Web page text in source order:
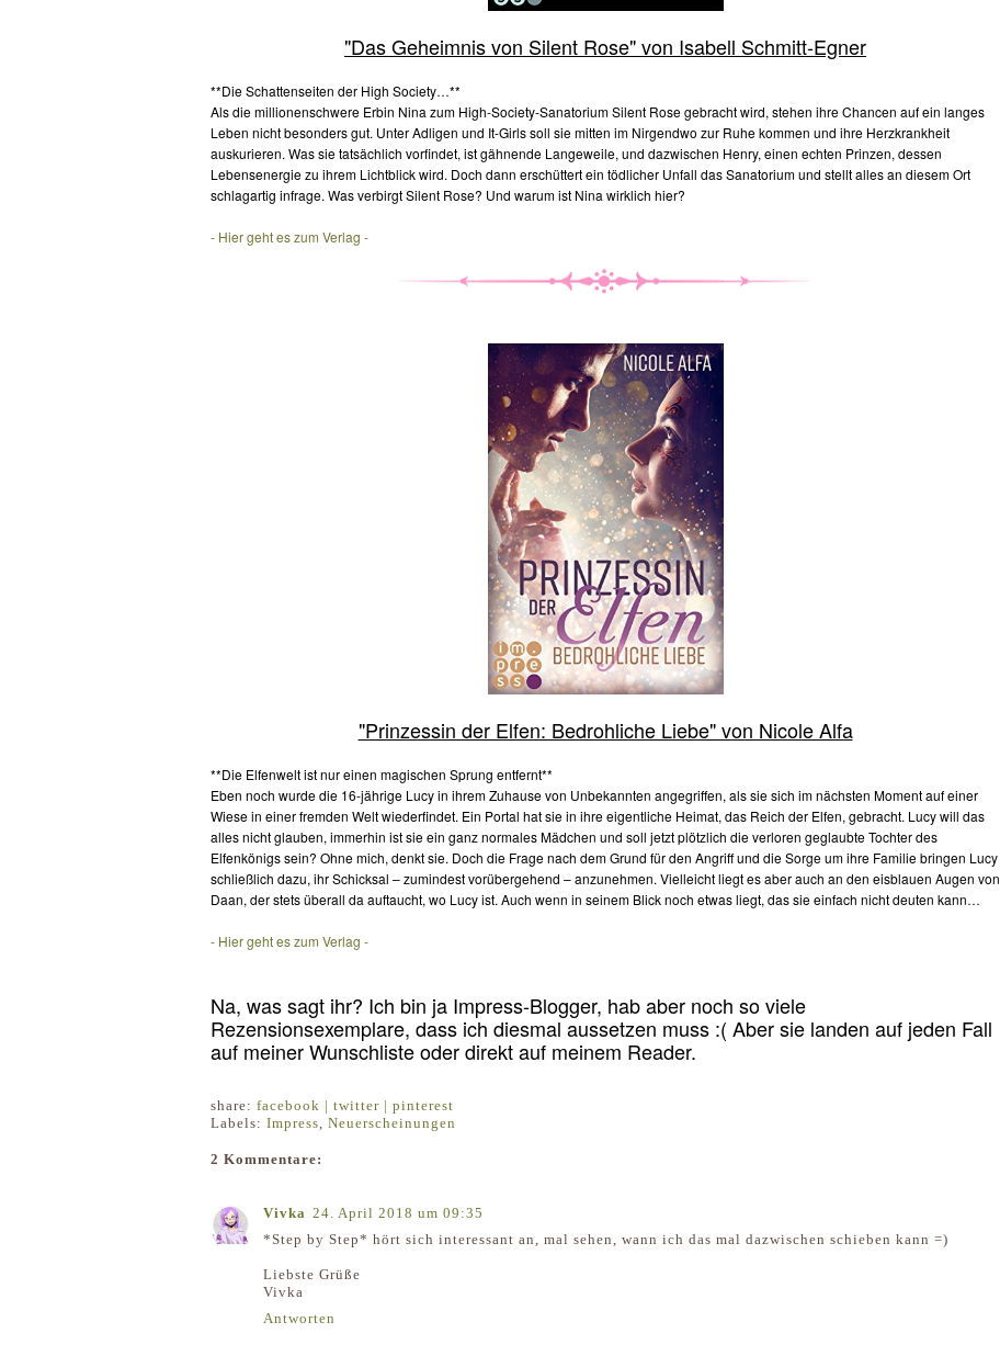
"Das Geheimnis von Silent Rose" von Isabell Schmitt-Egner
**Die Schattenseiten der High Society…**
Als die millionenschwere Erbin Nina zum High-Society-Sanatorium Silent Rose gebracht wird, stehen ihre Chancen auf ein langes
Leben nicht besonders gut. Unter Adligen und It-Girls soll sie mitten im Nirgendwo zur Ruhe kommen und ihre Herzkrankheit
auskurieren. Was sie tatsächlich vorfindet, ist gähnende Langeweile, und dazwischen Henry, einen echten Prinzen, dessen
Lebensenergie zu ihrem Lichtblick wird. Doch dann erschüttert ein tödlicher Unfall das Sanatorium und stellt alles an diesem Ort
schlagartig infrage. Was verbirgt Silent Rose? Und warum ist Nina wirklich hier?
- Hier geht es zum Verlag -
"Prinzessin der Elfen: Bedrohliche Liebe" von Nicole Alfa
**Die Elfenwelt ist nur einen magischen Sprung entfernt**
Eben noch wurde die 16-jährige Lucy in ihrem Zuhause von Unbekannten angegriffen, als sie sich im nächsten Moment auf einer
Wiese in einer fremden Welt wiederfindet. Ein Portal hat sie in ihre eigentliche Heimat, das Reich der Elfen, gebracht. Lucy will das
alles nicht glauben, immerhin ist sie ein ganz normales Mädchen und soll jetzt plötzlich die verloren geglaubte Tochter des
Elfenkönigs sein? Ohne mich, denkt sie. Doch die Frage nach dem Grund für den Angriff und die Sorge um ihre Familie bringen Lucy
schließlich dazu, ihr Schicksal – zumindest vorübergehend – anzunehmen. Vielleicht liegt es aber auch an den eisblauen Augen von
Daan, der stets überall da auftaucht, wo Lucy ist. Auch wenn in seinem Blick noch etwas liegt, das sie einfach nicht deuten kann…
- Hier geht es zum Verlag -
Na, was sagt ihr? Ich bin ja Impress-Blogger, hab aber noch so viele
Rezensionsexemplare, dass ich diesmal aussetzen muss :( Aber sie landen auf jeden Fall
auf meiner Wunschliste oder direkt auf meinem Reader.
share: facebook | twitter | pinterest
Labels: Impress Neuerscheinungen
2 Kommentare:
Vivka 24. April 2018 um 09:35
*Step by Step* hört sich interessant an, mal sehen, wann ich das mal dazwischen schieben kann =)
Liebste Grüße
Vivka
Antworten